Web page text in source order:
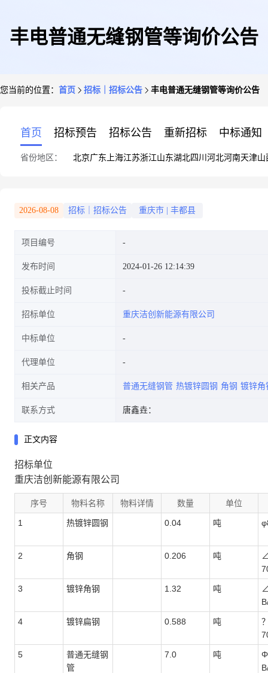
丰电普通无缝钢管等询价公告
您当前的位置： 首页 招标｜招标公告 丰电普通无缝钢管等询价公告
首页 招标预告 招标公告 重新招标 中标通知
省份地区： 北京广东 上海江苏浙江山东湖北四川 河北河南天津山
2026-08-08 招标｜招标公告 重庆市 丰都县
项目编号
发布时间 2024-01-26 12:14:39
投标截止时间
招标单位 重庆洁创新能源有限公司
中标单位
代理单位
相关产品 普通无缝钢管 热镀锌圆钢 角钢 镀锌角
联系方式 唐鑫垚：
正文内容
招标单位
重庆洁创新能源有限公司
序号 物料名称 物料详情 数量 单位
1 热镀锌圆钢 0.04 吨
2 角钢 0.206 吨
3 镀锌角钢 1.32 吨
4 镀锌扁钢 0.588 吨
5
普通无缝钢
管
7.0 吨